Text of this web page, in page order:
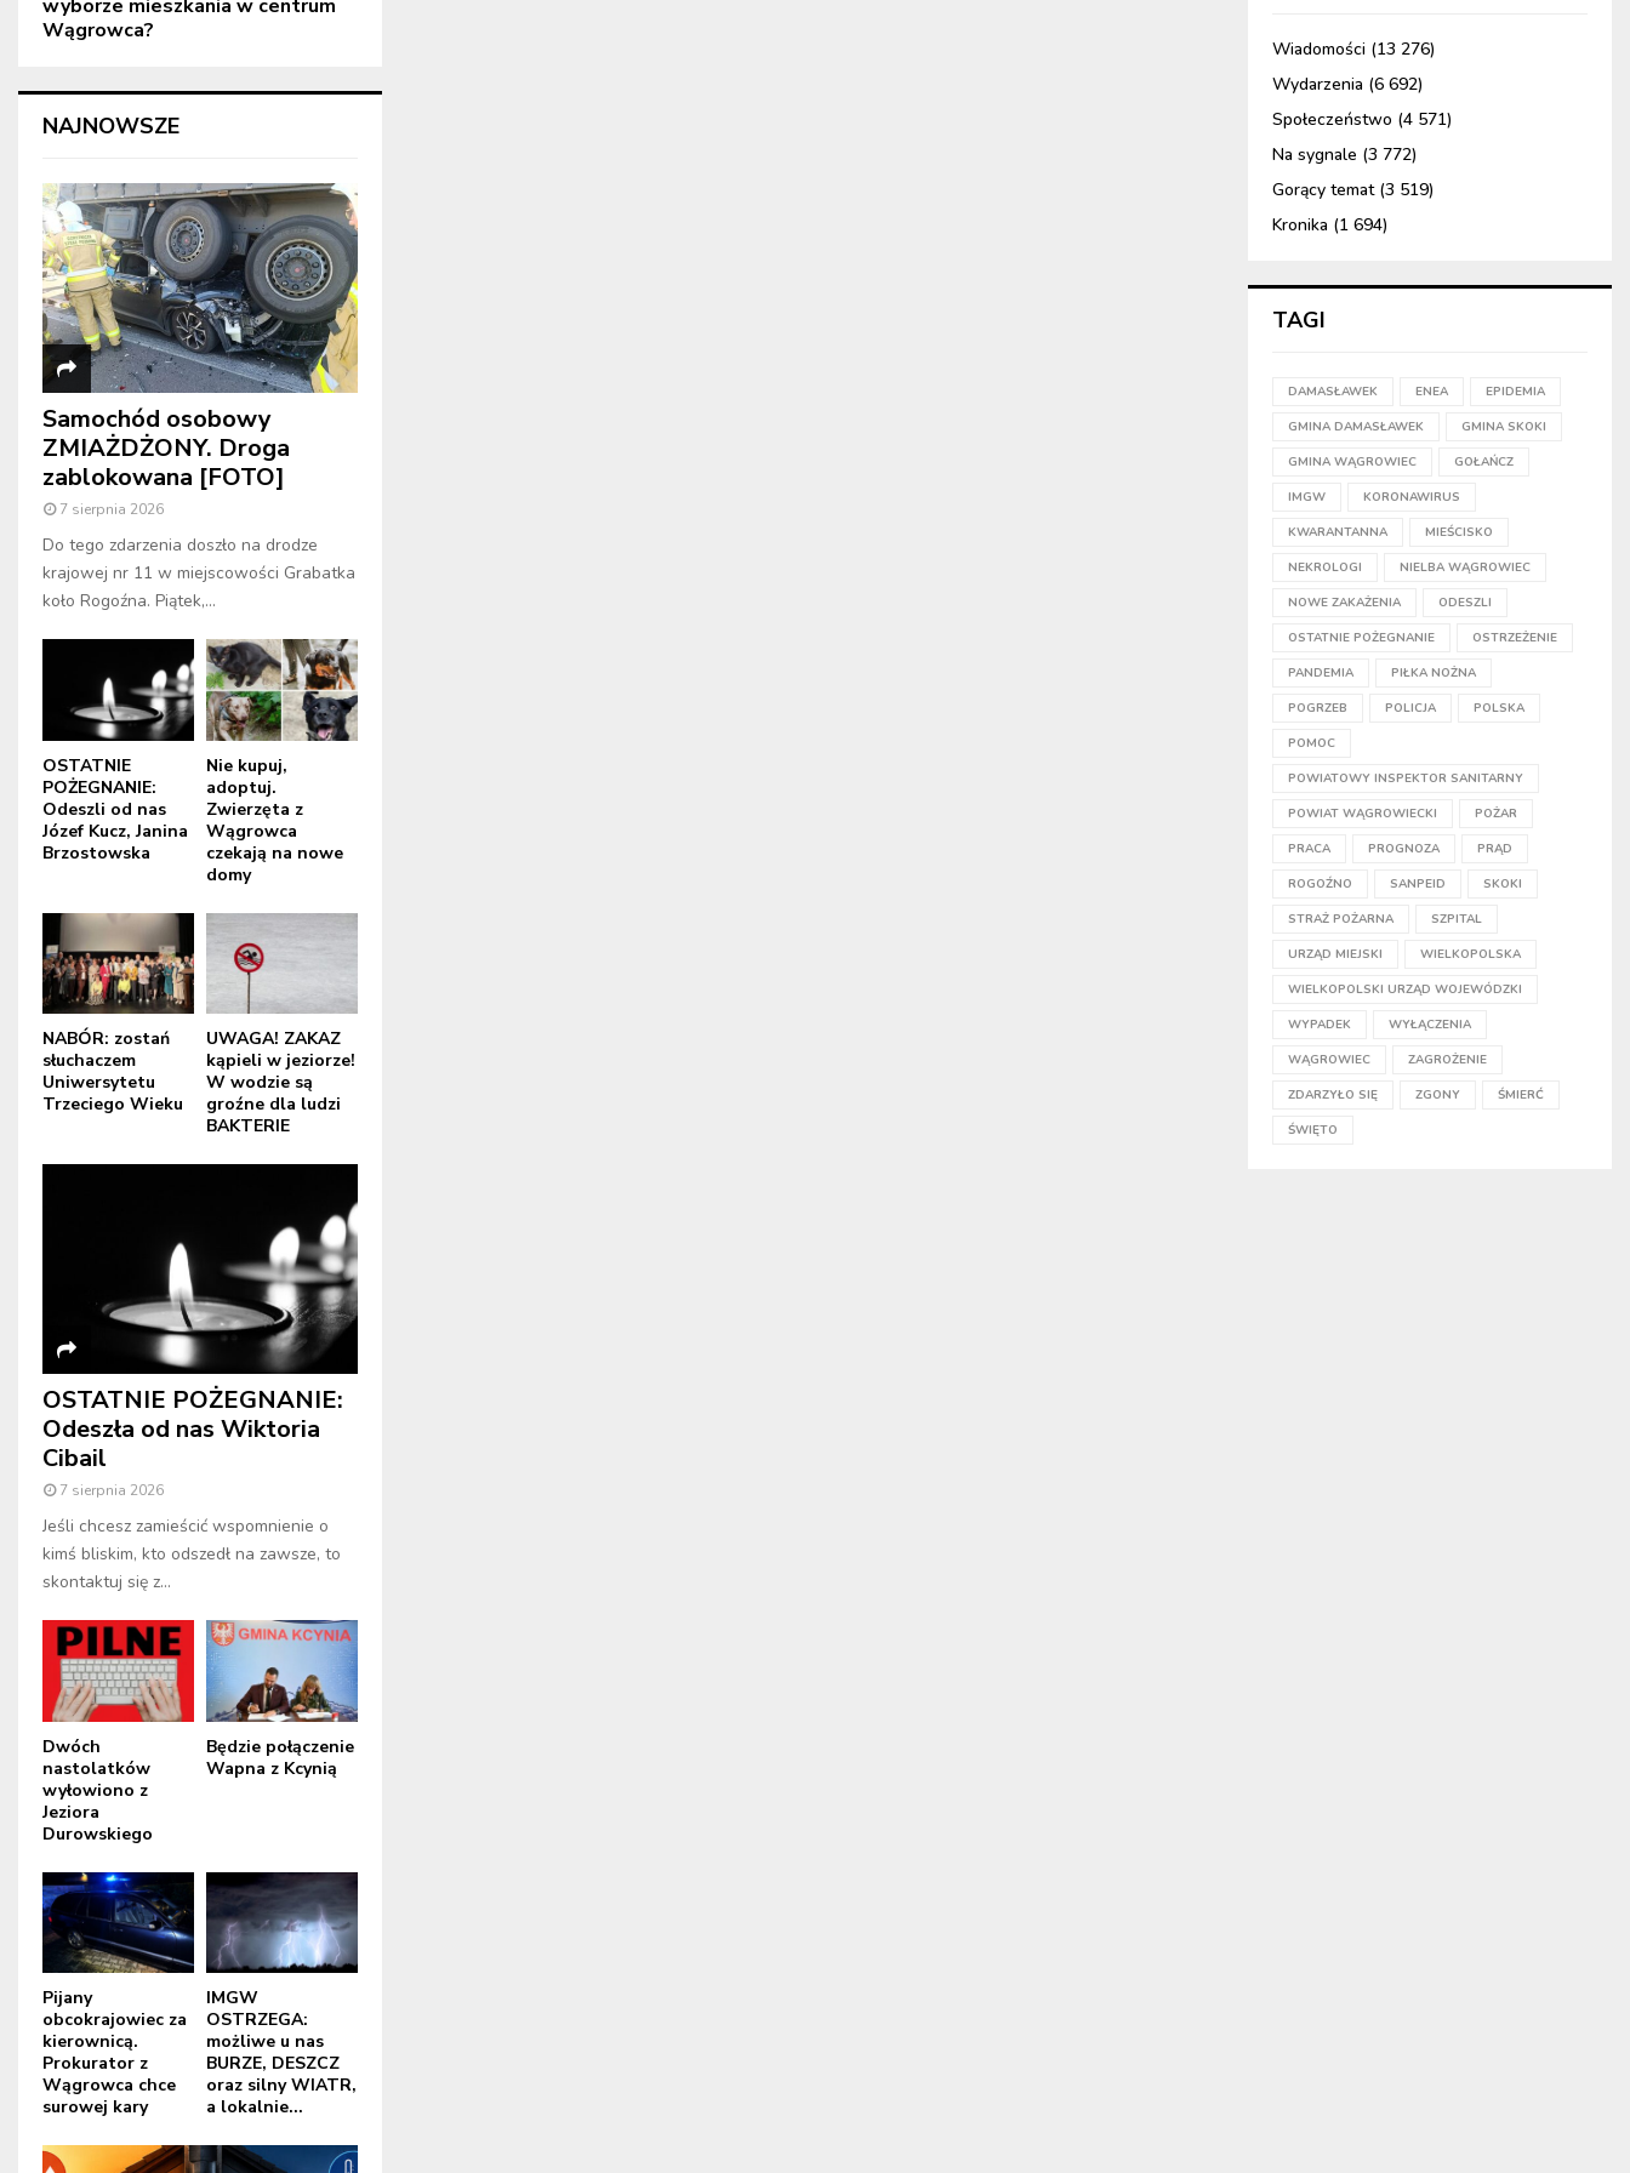
wyborze mieszkania w centrum
Wągrowca?
NAJNOWSZE
Samochód osobowy
ZMIAŻDŻONY. Droga
zablokowana [FOTO]
7 sierpnia 2026
Do tego zdarzenia doszło na drodze
krajowej nr 11 w miejscowości Grabatka
koło Rogoźna. Piątek,...
OSTATNIE
POŻEGNANIE:
Odeszli od nas
Józef Kucz, Janina
Brzostowska
Nie kupuj,
adoptuj.
Zwierzęta z
Wągrowca
czekają na nowe
domy
NABÓR: zostań
słuchaczem
Uniwersytetu
Trzeciego Wieku
UWAGA! ZAKAZ
kąpieli w jeziorze!
W wodzie są
groźne dla ludzi
BAKTERIE
OSTATNIE POŻEGNANIE:
Odeszła od nas Wiktoria
Cibail
7 sierpnia 2026
Jeśli chcesz zamieścić wspomnienie o
kimś bliskim, kto odszedł na zawsze, to
skontaktuj się z...
Dwóch
nastolatków
wyłowiono z
Jeziora
Durowskiego
Będzie połączenie
Wapna z Kcynią
Pijany
obcokrajowiec za
kierownicą.
Prokurator z
Wągrowca chce
surowej kary
IMGW
OSTRZEGA:
możliwe u nas
BURZE, DESZCZ
oraz silny WIATR,
a lokalnie...
Wiadomości (13 276)
Wydarzenia (6 692)
Społeczeństwo (4 571)
Na sygnale (3 772)
Gorący temat(3 519)
Kronika (1 694)
TAGI
DAMASŁAWEK ENEA EPIDEMIA
GMINA DAMASŁAWEK GMINA SKOKI
GMINA WĄGROWIEC GOŁAŃCZ
IMGW KORONAWIRUS
KWARANTANNA MIEŚCISKO
NEKROLOGI NIELBA WĄGROWIEC
NOWE ZAKAŻENIA ODESZLI
OSTATNIE POŻEGNANIE OSTRZEŻENIE
PANDEMIA PIŁKA NOŻNA
POGRZEB POLICJA POLSKA
POMOC
POWIATOWY INSPEKTOR SANITARNY
POWIAT WĄGROWIECKI POŻAR
PRACA PROGNOZA PRĄD
ROGOŹNO SANPEID SKOKI
STRAŻ POŻARNA SZPITAL
URZĄD MIEJSKI WIELKOPOLSKA
WIELKOPOLSKI URZĄD WOJEWÓDZKI
WYPADEK WYŁĄCZENIA
WĄGROWIEC ZAGROŻENIE
ZDARZYŁO SIĘ ZGONY ŚMIERĆ
ŚWIĘTO